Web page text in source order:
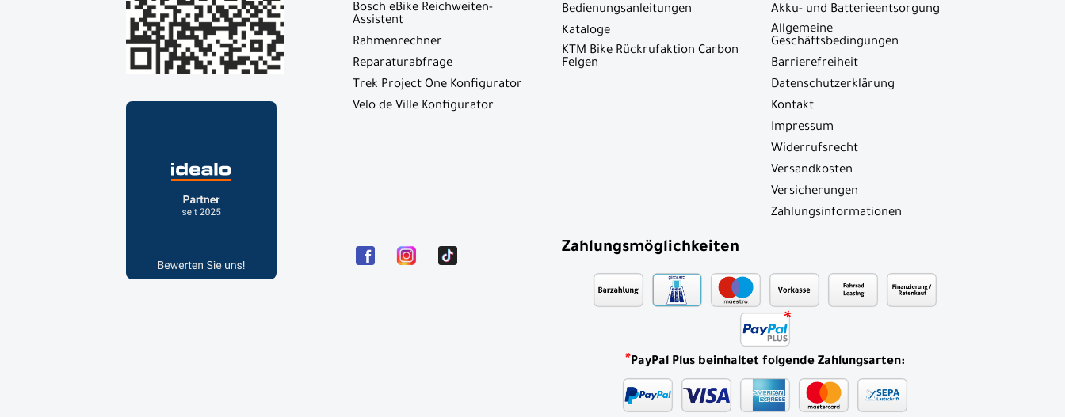
Bosch eBike Reichweiten-
Assistent
Rahmenrechner
Reparaturabfrage
Trek Project One Konfigurator
Velo de Ville Konfigurator
Bedienungsanleitungen
Kataloge
KTM Bike Rückrufaktion Carbon
Felgen
Akku- und Batterieentsorgung
Allgemeine
Geschäftsbedingungen
Barrierefreiheit
Datenschutzerklärung
Kontakt
Impressum
Widerrufsrecht
Versandkosten
Versicherungen
Zahlungsinformationen
Zahlungsmöglichkeiten
*PayPal Plus beinhaltet folgende Zahlungsarten: